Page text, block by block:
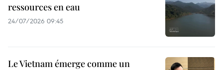
ressources en eau
24/07/2026 09:45
Le Vietnam émerge comme un